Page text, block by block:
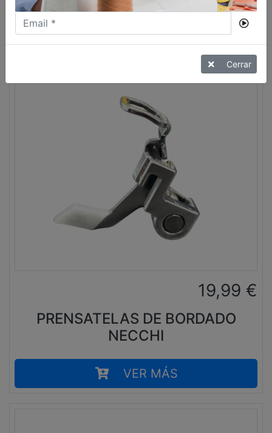
PRENSATELAS DOBLADILLO 7MM
VER MÁS
19,99 €
PRENSATELAS DE BORDADO
NECCHI
VER MÁS
Cerrar